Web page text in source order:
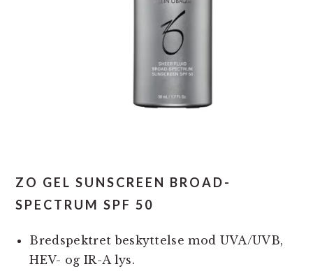
ZO GEL SUNSCREEN BROAD-
SPECTRUM SPF 50
Bredspektret beskyttelse mod UVA/UVB,
HEV- og IR-A lys.